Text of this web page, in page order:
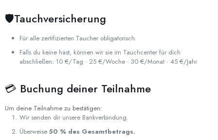
🛡️Tauchversicherung
Für alle zertifizierten Taucher obligatorisch.
Falls du keine hast, können wir sie im Tauchcenter für dich
abschließen: 10 €/Tag · 25 €/Woche · 30 €/Monat · 45 €/Jahr
💳 Buchung deiner Teilnahme
Um deine Teilnahme zu bestätigen:
Wir senden dir unsere Bankverbindung.
Überweise 50 % des Gesamtbetrags.